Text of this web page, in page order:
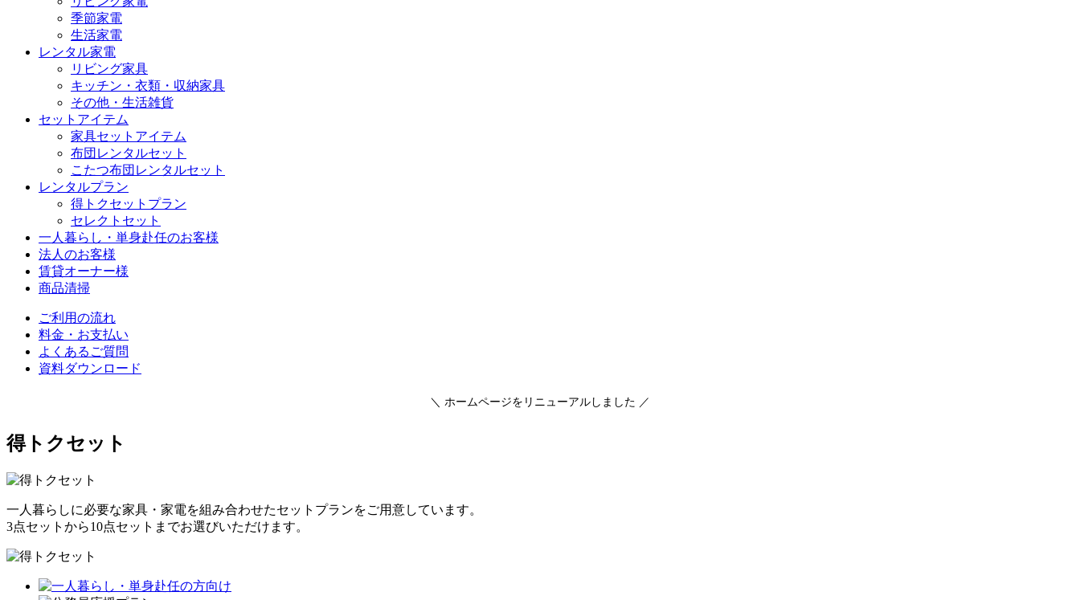
季節家電
生活家電
レンタル家電
リビング家具
キッチン・衣類・収納家具
その他・生活雑貨
セットアイテム
家具セットアイテム
布団レンタルセット
こたつ布団レンタルセット
レンタルプラン
得トクセットプラン
セレクトセット
一人暮らし・単身赴任のお客様
法人のお客様
賃貸オーナー様
商品清掃
ご利用の流れ
料金・お支払い
よくあるご質問
資料ダウンロード
＼ ホームページをリニューアルしました ／
得トクセット
一人暮らしに必要な家具・家電を組み合わせたセットプランをご用意しています。
3点セットから10点セットまでお選びいただけます。